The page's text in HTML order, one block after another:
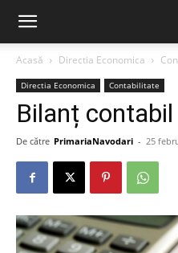
Acasă Directia Economica
Directia Economica Contabilitate
Bilanț
De către PrimariaNavodari - 25